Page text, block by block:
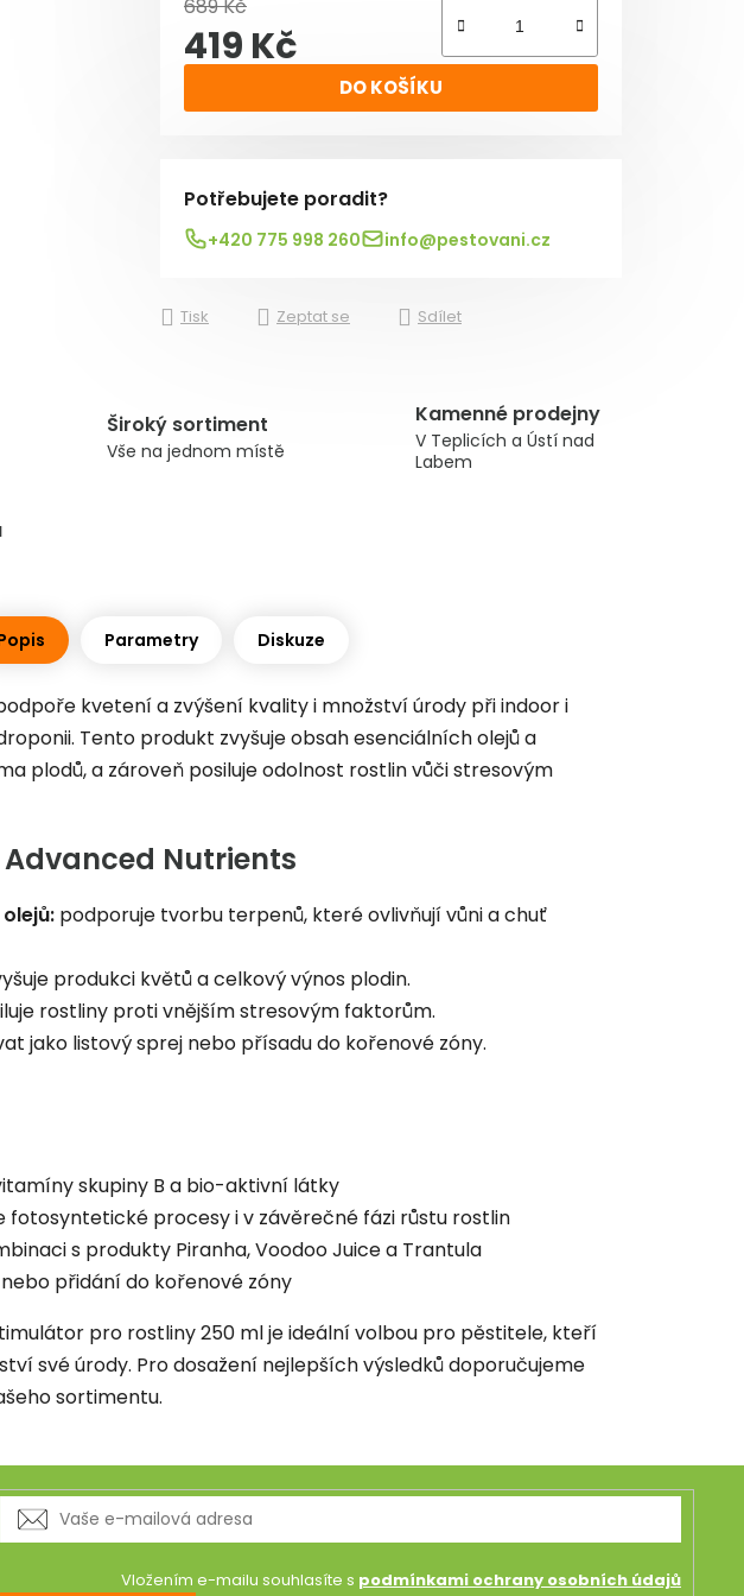
689 Kč
419 Kč
DO KOŠÍKU
Potřebujete poradit?
+420 775 998 260 info@pestovani.cz
Tisk Zeptat se Sdílet
Široký sortiment
Vše na jednom místě
Kamenné prodejny
V Teplicích a Ústí nad
Labem
Parametry Diskuze
kvetení a zvýšení kvality i množství úrody při indoor i
Tento produkt zvyšuje obsah esenciálních olejů a
plodů, a zároveň posiluje odolnost rostlin vůči stresovým
Nutrients
podporuje tvorbu terpenů, které ovlivňují vůni a chuť
produkci květů a celkový výnos plodin.
rostliny proti vnějším stresovým faktorům.
jako listový sprej nebo přísadu do kořenové zóny.
skupiny B a bio-aktivní látky
fotosyntetické procesy i v závěrečné fázi růstu rostlin
s produkty Piranha, Voodoo Juice a Trantula
přidání do kořenové zóny
pro rostliny 250 ml je ideální volbou pro pěstitele, kteří
své úrody. Pro dosažení nejlepších výsledků doporučujeme
sortimentu.
Vložením e-mailu souhlasíte s podmínkami ochrany osobních údajů